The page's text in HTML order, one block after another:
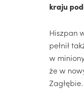
kraju
Hiszpan
pełnił
w
że w
Zagłębie.